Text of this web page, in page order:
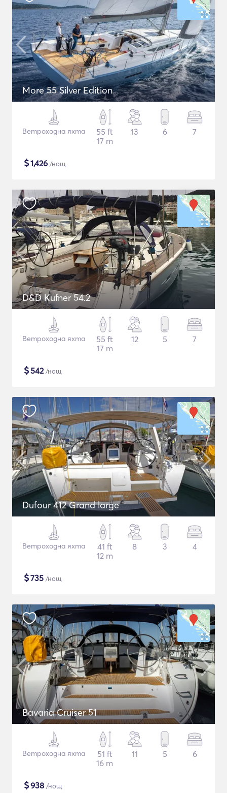
More 55 Silver Edition
Ветроходна яхта
55 ft
17 m
13 6 7
$1,426 /нощ
D&D Kufner 54.2
Ветроходна яхта
55 ft
17 m
12 5 7
$542/нощ
Dufour 412 Grand large
Ветроходна яхта
41 ft
12 m
8 3 4
$735 /нощ
Bavaria Cruiser 51
Ветроходна яхта
51 ft
16 m
11 5 6
$938 /нощ